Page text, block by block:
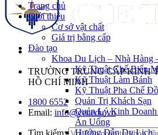
TRƯỜNG TRUNG CẤP KINH
HỒ CHÍ MINH
1800 6552
Email: info@cet.edu.vn
Tìm kiếm:
Trang chủ
Giới thiệu
Cơ sở vật chất
Giá trị bằng cấp
Đào tạo
Khoa Du Lịch – Nhà Hàng
Kỹ Thuật Chế Biến
Kỹ Thuật Làm Bánh
Kỹ Thuật Pha Chế
Quản Trị Khách Sạn
Quản Lý Kinh
Ăn Uống
Hướng Dẫn Du Lịch